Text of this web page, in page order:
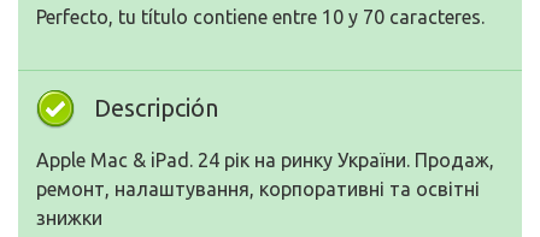
Perfecto, tu título contiene entre 10 y 70 caracteres.
Descripción
Apple Mac & iPad. 24 рік на ринку України. Продаж,
ремонт, налаштування, корпоративні та освітні
знижки